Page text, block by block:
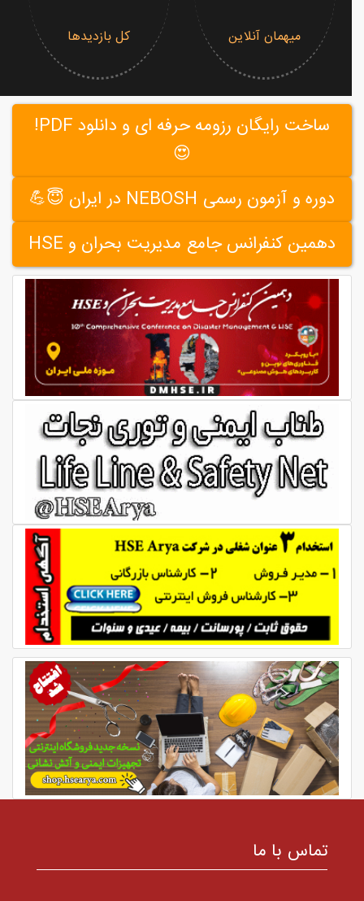
میهمان آنلاین کل بازدیدها
ساخت رایگان رزومه حرفه ای و دانلود PDF!
😍
دوره و آزمون رسمی NEBOSH در ایران 😇💪
دهمین کنفرانس جامع مدیریت بحران و HSE
تماس با ما